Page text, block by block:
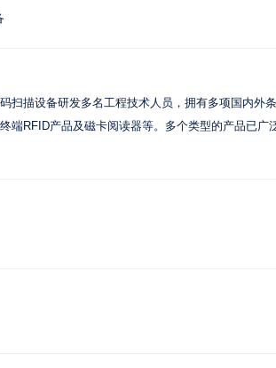
描设备研发多名工程技术人员，拥有多项国内
RFID产品及磁卡阅读器等。多个类型的产品已